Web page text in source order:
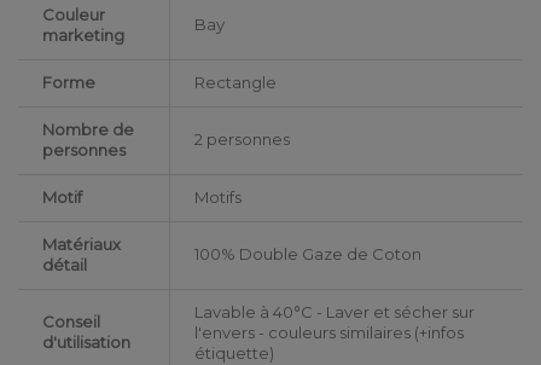
Couleur
marketing
Bay
Forme Rectangle
Nombre de
personnes
2 personnes
Motif Motifs
Matériaux
détail
100% Double Gaze de Coton
Conseil
d'utilisation
Lavable à 40°C - Laver et sécher sur
l'envers - couleurs similaires (+infos
étiquette)